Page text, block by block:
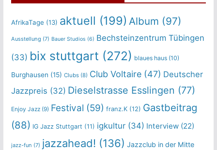
AfrikaTage (13) aktuell (199) Album (97)
Ausstellung (7) Bauer Studios (6) Bechsteinzentrum Tübingen
(33) bix stuttgart (272) blaues haus(10)
Burghausen (15) Clubs(8) Club Voltaire(47) Deutscher
Jazzpreis (32) Dieselstrasse Esslingen (77)
Enjoy Jazz(9) Festival (59) franz.K(12) Gastbeitrag
(88) IG Jazz Stuttgart (11) igkultur(34) Interview(22)
jazz-fun (7) jazzahead! (136) Jazzclub in der Mitte